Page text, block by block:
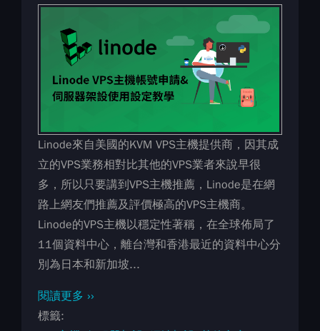
Linode來自美國的KVM VPS主機提供商，因其成
立的VPS業務相對比其他的VPS業者來說早很
多，所以只要講到VPS主機推薦，Linode是在網
路上網友們推薦及評價極高的VPS主機商。
Linode的VPS主機以穩定性著稱，在全球佈局了
11個資料中心，離台灣和香港最近的資料中心分
別為日本和新加坡...
閱讀更多 ››
標籤